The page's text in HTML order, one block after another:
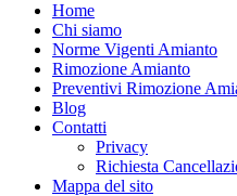
Home
Chi siamo
Norme Vigenti Amianto
Rimozione Amianto
Preventivi Rimozione
Blog
Contatti
Privacy
Richiesta
Mappa del sito